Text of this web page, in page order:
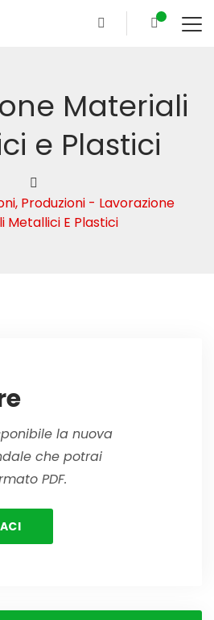
Materiali
e Plastici
, Produzioni- Lavorazione
Metallici E Plastici
la nuova
che potrai
PDF.